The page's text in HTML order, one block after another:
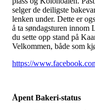
selger de deiligste
lenken under. Dette er
å ta søndagsturen innom
du sette opp stand på
Velkommen, både som
https://
Åpent Bakeri-status